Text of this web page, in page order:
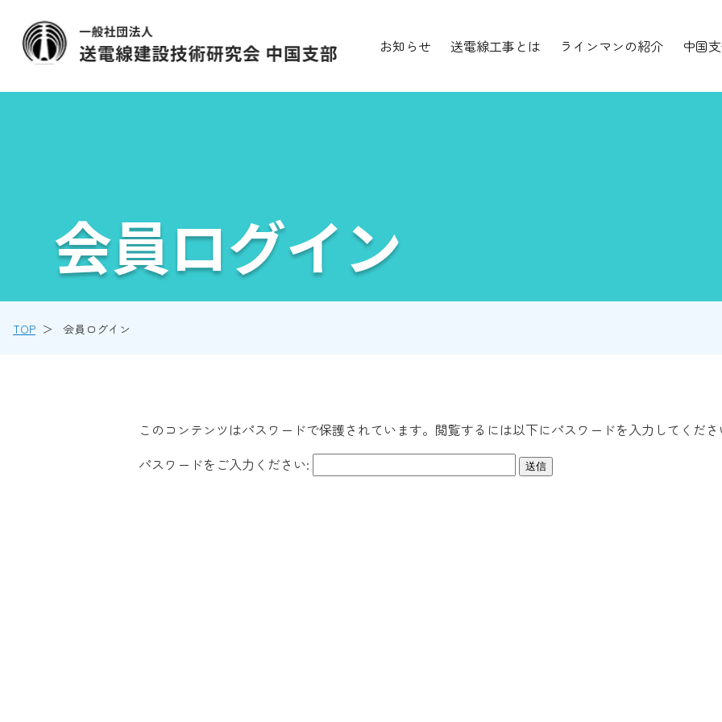
お知らせ 送電線工事とは ラインマンの紹介 中国
会員ログイン
TOP 会員ログイン
このコンテンツはパスワードで保護されています。閲覧するには以下にパスワードを入力してくだ
パスワードをご入力ください: